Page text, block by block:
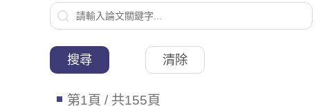
搜尋 清除
第1頁 / 共155頁